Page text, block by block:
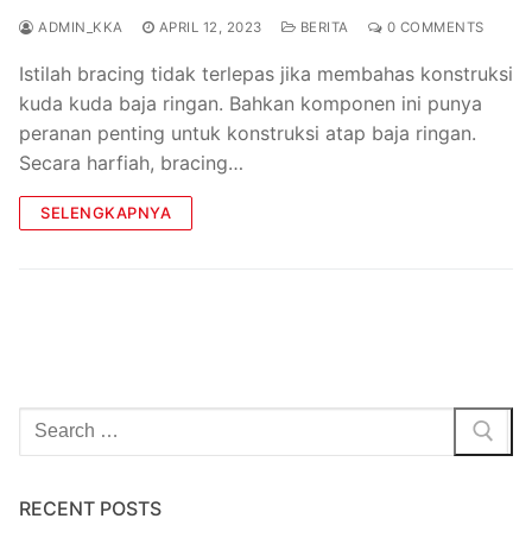
ADMIN_KKA APRIL 12, 2023 BERITA 0 COMMENTS
Istilah bracing tidak terlepas jika membahas konstruksi
kuda kuda baja ringan. Bahkan komponen ini punya
peranan penting untuk konstruksi atap baja ringan.
Secara harfiah, bracing…
SELENGKAPNYA
RECENT POSTS